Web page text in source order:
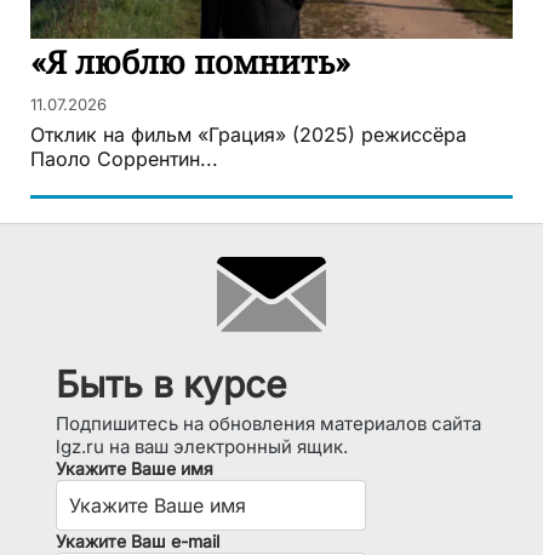
«Я люблю помнить»
11.07.2026
Отклик на фильм «Грация» (2025) режиссёра
Паоло Соррентин...
Быть в курсе
Подпишитесь на обновления материалов сайта
lgz.ru на ваш электронный ящик.
Укажите Ваше имя
Укажите Ваш e-mail